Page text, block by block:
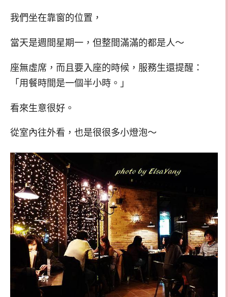
我們坐在靠窗的位置，
當天是週間星期一，但整間滿滿的都是人～
座無虛席，而且要入座的時候，服務生還提醒：
「用餐時間是一個半小時。」
看來生意很好。
從室內往外看，也是很很多小燈泡～